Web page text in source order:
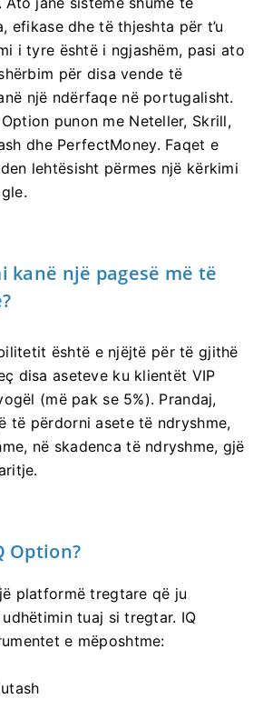
efikase dhe të thjeshta për t’u
i tyre është i ngjashëm, pasi ato
për disa vende të
një ndërfaqe në portugalisht.
punon me Neteller, Skrill,
dhe PerfectMoney. Faqet e
lehtësisht përmes një kërkimi
kanë një pagesë më të
është e njëjtë për të gjithë
disa aseteve ku klientët VIP
(më pak se 5%). Prandaj,
të përdorni asete të ndryshme,
në skadenca të ndryshme, gjë
Option?
platformë tregtare që ju
tuaj si tregtar. IQ
e mëposhtme: